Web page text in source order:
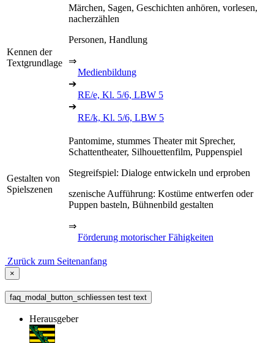
Kennen der
Textgrundlage
Märchen, Sagen, Geschichten anhören, vorlesen,
nacherzählen
Personen, Handlung
⇒
Medienbildung
➔
RE/e, Kl. 5/6, LBW 5
➔
RE/k, Kl. 5/6, LBW 5
Gestalten von
Spielszenen
Pantomime, stummes Theater mit Sprecher,
Schattentheater, Silhouettenfilm, Puppenspiel
Stegreifspiel: Dialoge entwickeln und erproben
szenische Aufführung: Kostüme entwerfen oder
Puppen basteln, Bühnenbild gestalten
⇒
Förderung motorischer Fähigkeiten
Zurück zum Seitenanfang
×
faq_modal_button_schliessen test text
Herausgeber